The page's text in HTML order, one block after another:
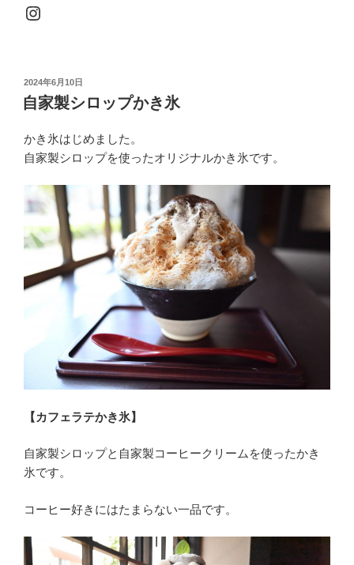
Instagram
投
稿
日:
2024年6月10日
自家製シロップかき氷
かき氷はじめました。
自家製シロップを使ったオリジナルかき氷です。
【カフェラテかき氷】
自家製シロップと自家製コーヒークリームを使ったかき
氷です。
コーヒー好きにはたまらない一品です。